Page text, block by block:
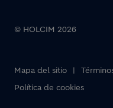
Footer bottom
© HOLCIM 2026
Mapa del sitio
Política de cookies